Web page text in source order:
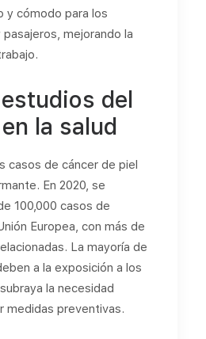
y cómodo para los
mejorando la
del
la salud
casos de cáncer de piel
En 2020, se
100,000 casos de
Europea, con más de
La mayoría de
a la exposición a los
la necesidad
medidas preventivas​.